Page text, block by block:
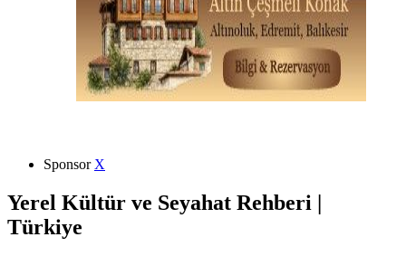
Sponsor X
Yerel Kültür ve Seyahat Rehberi |
Türkiye